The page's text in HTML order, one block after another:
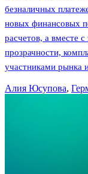
безналичных
новых финансовых
расчетов, а вместе
прозрачности,
участниками рынка
Алия Юсупова,